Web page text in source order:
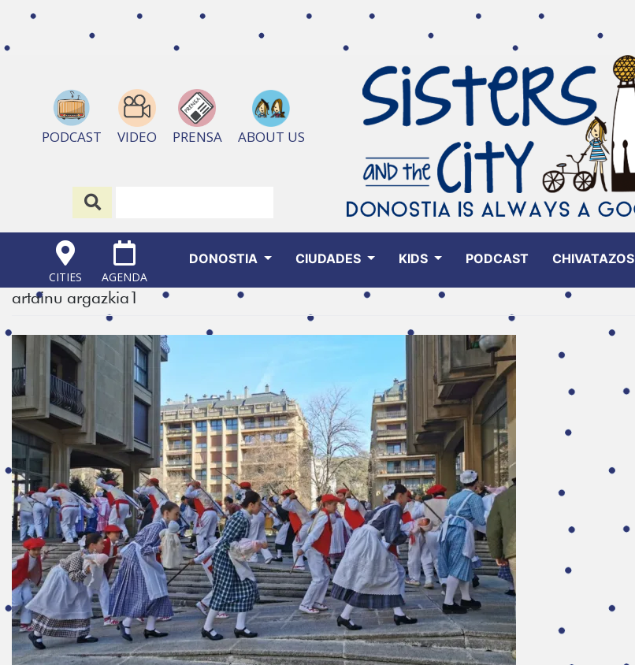
PODCAST VIDEO PRENSA ABOUT US
CITIES AGENDA
DONOSTIA CIUDADES KIDS PODCAST CHIVATAZOS
artainu argazkia1